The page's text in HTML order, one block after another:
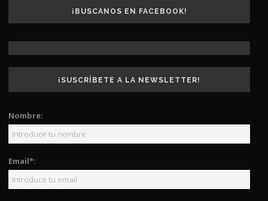
¡BUSCANOS EN FACEBOOK!
¡SUSCRÍBETE A LA NEWSLETTER!
Nombre:
Email*: